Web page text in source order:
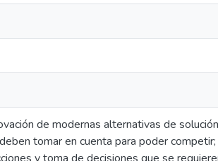
de modernas alternativas de
tomar en cuenta para poder